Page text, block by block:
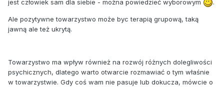
jest człowiek sam dla siebie - można powiedzieć wyborowym
.
Ale pozytywne towarzystwo może byc terapią grupową, taką
jawną ale też ukrytą.
Towarzystwo ma wpływ również na rozwój różnych dolegliwości
psychicznych, dlatego warto otwarcie rozmawiać o tym właśnie
w towarzystwie. Gdy coś wam nie pasuje lub dokucza, mówcie o